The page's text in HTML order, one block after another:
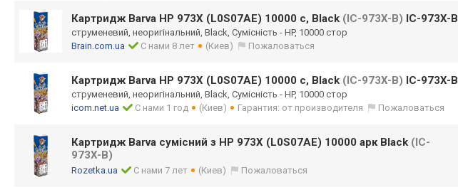
Картридж Barva HP 973X (L0S07AE) 10000 c, Black (IC-973X-B) IC-973X-B
струменевий, неоригінальний, Black, Сумісність - HP, 10000 стор
Brain.com.ua
С нами 8 лет (Киев) Пожаловаться
Картридж Barva HP 973X (L0S07AE) 10000 c, Black (IC-973X-B) IC-973X-B
струменевий, неоригінальний, Black, Сумісність - HP, 10000 стор
icom.net.ua
С нами 1 год (Киев) Гарантия: от производителя Пожаловаться
Картридж Barva сумісний з HP 973X (L0S07AE) 10000 арк Black (IC-
973X-B)
Rozetka.ua С нами 7 лет (Киев) Пожаловаться